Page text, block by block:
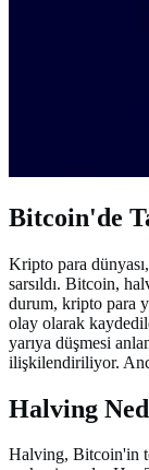
Bitcoin'de
Kripto para
sarsıldı. Bitcoin,
durum, kripto para
olay olarak
yarıya düşmesi
ilişkilendiriliyor.
Halving
Halving, Bitcoin'in